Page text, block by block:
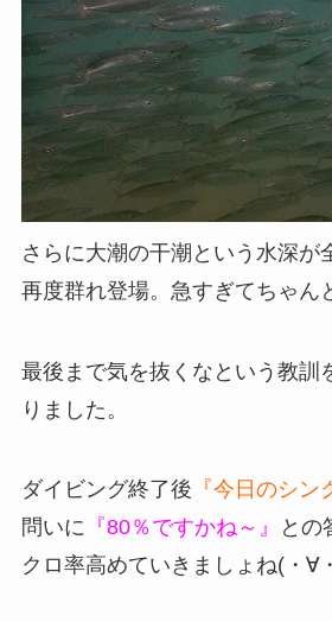
さらに大潮の干潮という水深が
再度群れ登場。急すぎてちゃん
最後まで気を抜くなという教訓
りました。
ダイビング終了後 『今日のシン
問いに 『80％ですかね～』
との
クロ率高めていきましょね(・∀